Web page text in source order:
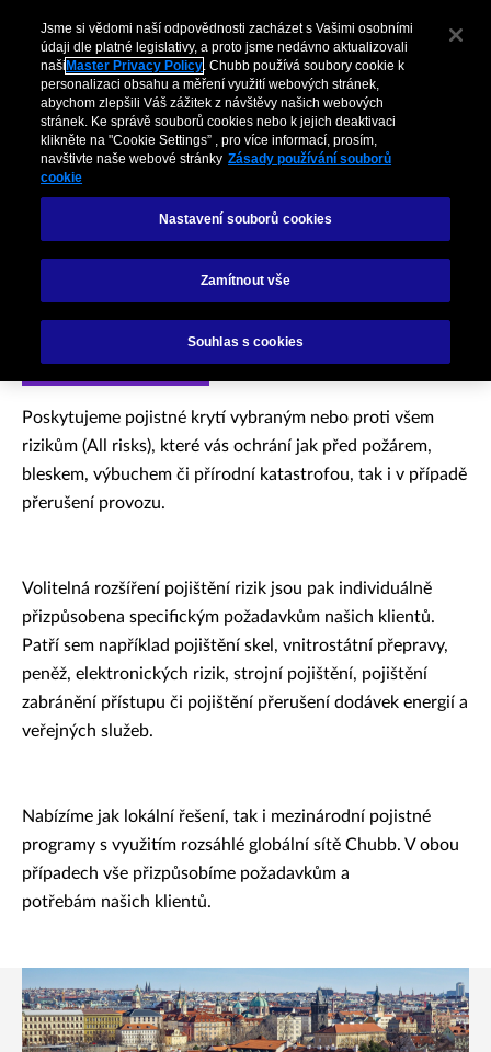
Pojištění majetku
Poskytujeme pojistné krytí vybraným nebo proti všem
rizikům (All risks), které vás ochrání jak před požárem,
bleskem, výbuchem či přírodní katastrofou, tak i v případě
přerušení provozu.
Volitelná rozšíření pojištění rizik jsou pak individuálně
přizpůsobena specifickým požadavkům našich klientů.
Patří sem například pojištění skel, vnitrostátní přepravy,
peněž, elektronických rizik, strojní pojištění, pojištění
zabránění přístupu či pojištění přerušení dodávek energií a
veřejných služeb.
Nabízíme jak lokální řešení, tak i mezinárodní pojistné
programy s využitím rozsáhlé globální sítě Chubb. V obou
případech vše přizpůsobíme požadavkům a
potřebám našich klientů.
Jsme si vědomi naší odpovědnosti zacházet s Vašimi osobními
údaji dle platné legislativy, a proto jsme nedávno aktualizovali
naši Master Privacy Policy. Chubb používá soubory cookie k
personalizaci obsahu a měření využití webových stránek,
abychom zlepšili Váš zážitek z návštěvy našich webových
stránek. Ke správě souborů cookies nebo k jejich deaktivaci
klikněte na "Cookie Settings” , pro více informací, prosím,
navštivte naše webové stránky Zásady používání souborů
cookie
Nastavení souborů cookies
Zamítnout vše
Souhlas s cookies